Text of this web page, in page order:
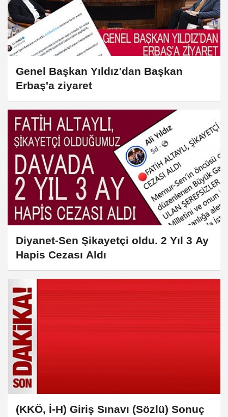
Genel Başkan Yıldız'dan Başkan
Erbaş'a ziyaret
Diyanet-Sen Şikayetçi oldu. 2 Yıl 3 Ay
Hapis Cezası Aldı
(KKÖ, İ-H) Giriş Sınavı (Sözlü) Sonuç